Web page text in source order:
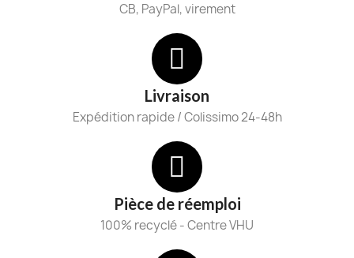
CB, PayPal, virement
Livraison
Expédition rapide / Colissimo 24-48h
Pièce de réemploi
100% recyclé - Centre VHU